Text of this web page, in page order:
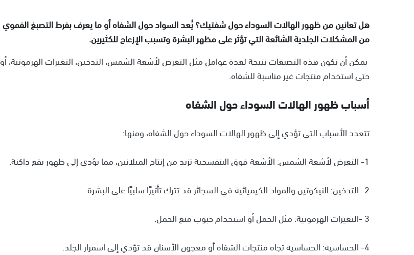
هل تعانين من ظهور الهالات السوداء حول شفتيك؟ يُعد السواد حول الشفاه أو ما يعرف بفرط التصبغ الفموي
من المشكلات الجلدية الشائعة التي تؤثر على مظهر البشرة وتسبب الإزعاج للكثيرين.
يمكن أن تكون هذه التصبغات نتيجة لعدة عوامل مثل التعرض لأشعة الشمس، التدخين، التغيرات الهرمونية، أو
حتى استخدام منتجات غير مناسبة للشفاه.
أسباب ظهور الهالات السوداء حول الشفاه
تتعدد الأسباب التي تؤدي إلى ظهور الهالات السوداء حول الشفاه، ومنها:
1- التعرض لأشعة الشمس: الأشعة فوق البنفسجية تزيد من إنتاج الميلانين، مما يؤدي إلى ظهور بقع داكنة.
2- التدخين: النيكوتين والمواد الكيميائية في السجائر قد تترك تأثيرًا سلبيًا على البشرة.
3 -التغيرات الهرمونية: مثل الحمل أو استخدام حبوب منع الحمل.
4- الحساسية: الحساسية تجاه منتجات الشفاه أو معجون الأسنان قد تؤدي إلى اسمرار الجلد.